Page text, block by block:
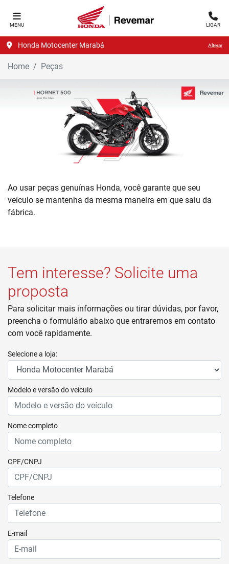
MENU LIGAR
Honda Motocenter Marabá Alterar
Home Peças
Ao usar peças genuínas Honda, você garante que seu
veículo se mantenha da mesma maneira em que saiu da
fábrica.
Tem interesse? Solicite uma
proposta
Para solicitar mais informações ou tirar dúvidas, por favor,
preencha o formulário abaixo que entraremos em contato
com você rapidamente.
Selecione a loja:
Modelo e versão do veículo
Nome completo
CPF/CNPJ
Telefone
E-mail